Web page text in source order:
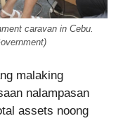
caravan in Cebu.
malaking
nalampasan
assets noong